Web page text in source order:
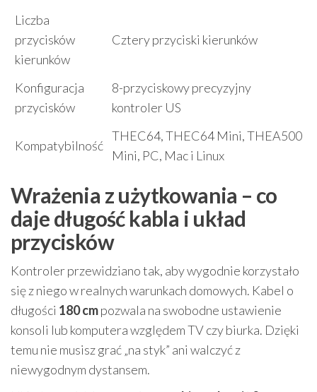
Liczba
przycisków
kierunków
Cztery przyciski kierunków
Konfiguracja
przycisków
8-przyciskowy precyzyjny
kontroler US
Kompatybilność
THEC64, THEC64 Mini, THEA500
Mini, PC, Mac i Linux
Wrażenia z użytkowania – co
daje długość kabla i układ
przycisków
Kontroler przewidziano tak, aby wygodnie korzystało
się z niego w realnych warunkach domowych. Kabel o
długości 180 cmpozwala na swobodne ustawienie
konsoli lub komputera względem TV czy biurka. Dzięki
temu nie musisz grać „na styk” ani walczyć z
niewygodnym dystansem.